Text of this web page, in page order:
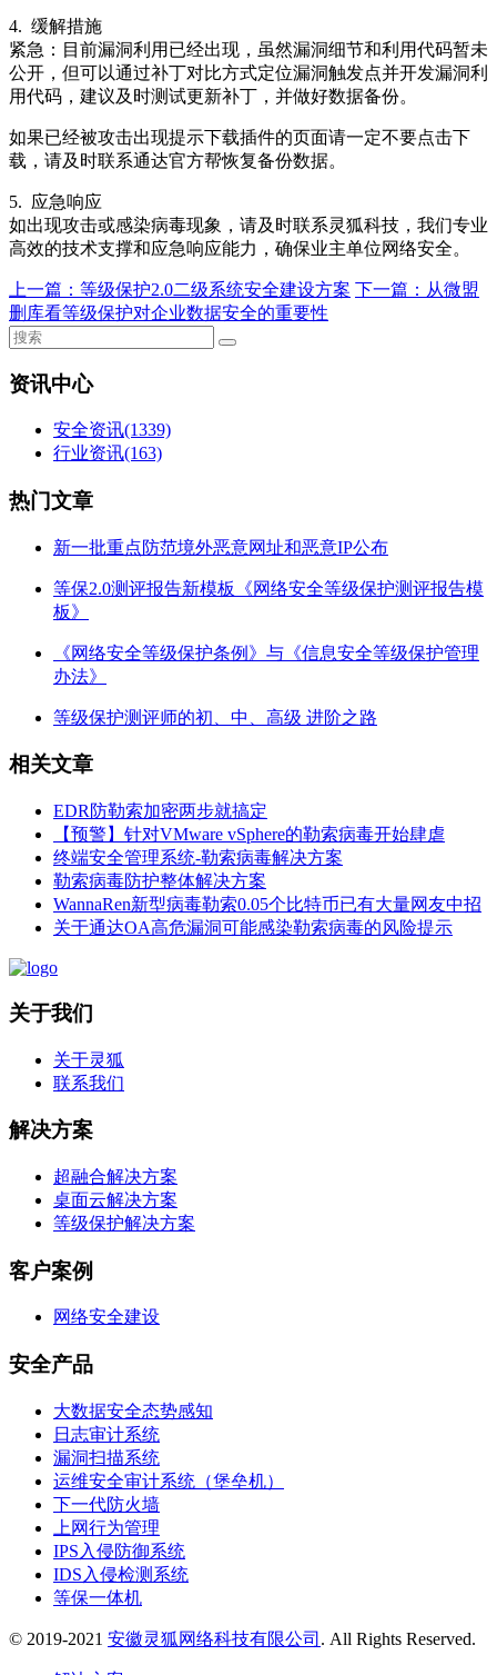
4. 缓解措施
紧急：目前漏洞利用已经出现，虽然漏洞细节和利用代码暂未
公开，但可以通过补丁对比方式定位漏洞触发点并开发漏洞利
用代码，建议及时测试更新补丁，并做好数据备份。
如果已经被攻击出现提示下载插件的页面请一定不要点击下
载，请及时联系通达官方帮恢复备份数据。
5. 应急响应
如出现攻击或感染病毒现象，请及时联系灵狐科技，我们专业
高效的技术支撑和应急响应能力，确保业主单位网络安全。
上一篇： 等级保护2.0二级系统安全建设方案 下一篇： 从微盟
删库看等级保护对企业数据安全的重要性
资讯中心
安全资讯(1339)
行业资讯(163)
热门文章
新一批重点防范境外恶意网址和恶意IP公布
等保2.0测评报告新模板《网络安全等级保护测评报告模
板》
《网络安全等级保护条例》与《信息安全等级保护管理
办法》
等级保护测评师的初、中、高级 进阶之路
相关文章
EDR防勒索加密两步就搞定
【预警】针对VMware vSphere的勒索病毒开始肆虐
终端安全管理系统-勒索病毒解决方案
勒索病毒防护整体解决方案
WannaRen新型病毒勒索0.05个比特币已有大量网友中招
关于通达OA高危漏洞可能感染勒索病毒的风险提示
关于我们
关于灵狐
联系我们
解决方案
超融合解决方案
桌面云解决方案
等级保护解决方案
客户案例
网络安全建设
安全产品
大数据安全态势感知
日志审计系统
漏洞扫描系统
运维安全审计系统（堡垒机）
下一代防火墙
上网行为管理
IPS入侵防御系统
IDS入侵检测系统
等保一体机
© 2019-2021 安徽灵狐网络科技有限公司 . All Rights Reserved.